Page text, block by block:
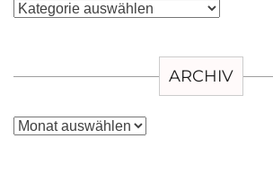
Kategorien
ARCHIV
Archiv